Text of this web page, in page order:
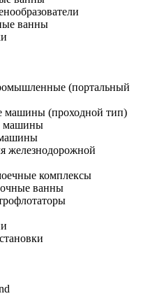
ванны
(портальный
машины (проходной тип)
машины
железнодорожной
комплексы
ванны